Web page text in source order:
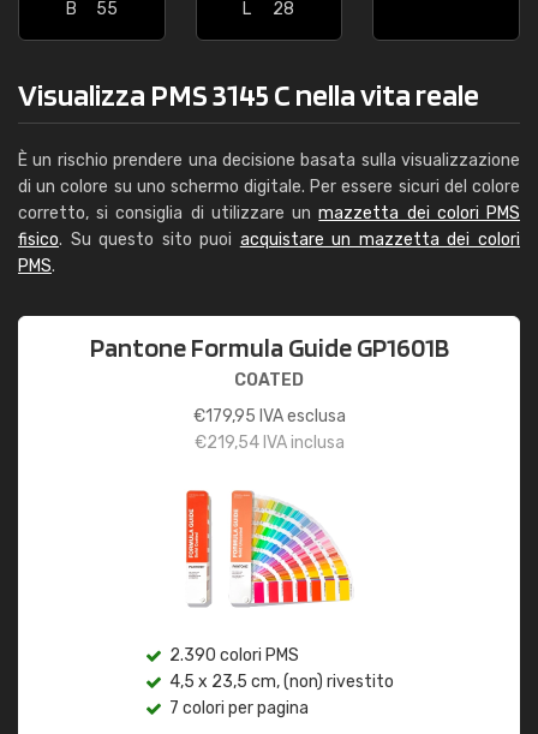
B
55
L
28
Visualizza PMS 3145 C nella vita reale
È un rischio prendere una decisione basata sulla visualizzazione
di un colore su uno schermo digitale. Per essere sicuri del colore
corretto, si consiglia di utilizzare unmazzetta dei colori PMS
fisico. Su questo sito puoi acquistare un mazzetta dei colori
PMS.
Pantone Formula Guide GP1601B
COATED
€179,95 IVA esclusa
€219,54IVA inclusa
2.390 colori PMS
4,5 x 23,5 cm, (non) rivestito
7 colori per pagina